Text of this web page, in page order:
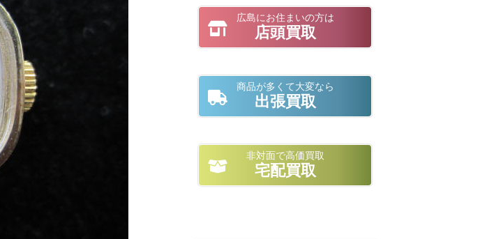
広島にお住まいの方は
店頭買取
商品が多くて大変なら
出張買取
非対面で高価買取
宅配買取